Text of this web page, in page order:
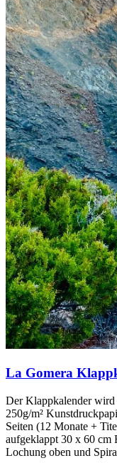
La Gomera
Der Klappkalender
250g/m²
Seiten (12 Monate +
aufgeklappt 30 x 60 cm
Lochung oben und